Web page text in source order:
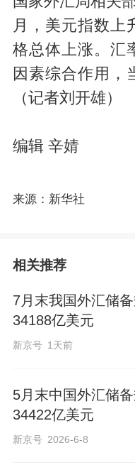
月，美元指数上
格总体上涨。汇
因素综合作用，
（记者刘开雄）
编辑 辛婧
来源：新华社
相关推荐
7月末我国外汇储
34188亿美元
新京号 1天前
5月末中国外汇储
34422亿美元
新京号 2026-6-8